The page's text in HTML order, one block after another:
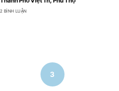
2 BÌNH LUẬN